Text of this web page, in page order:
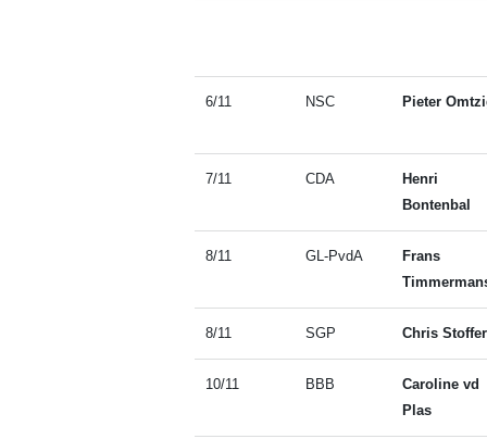
6/11 NSC Pieter
7/11 CDA
Henri
Bontenbal
8/11 GL-PvdA
Frans
8/11 SGP Chris Stoffer
10/11 BBB
Caroline vd
Plas